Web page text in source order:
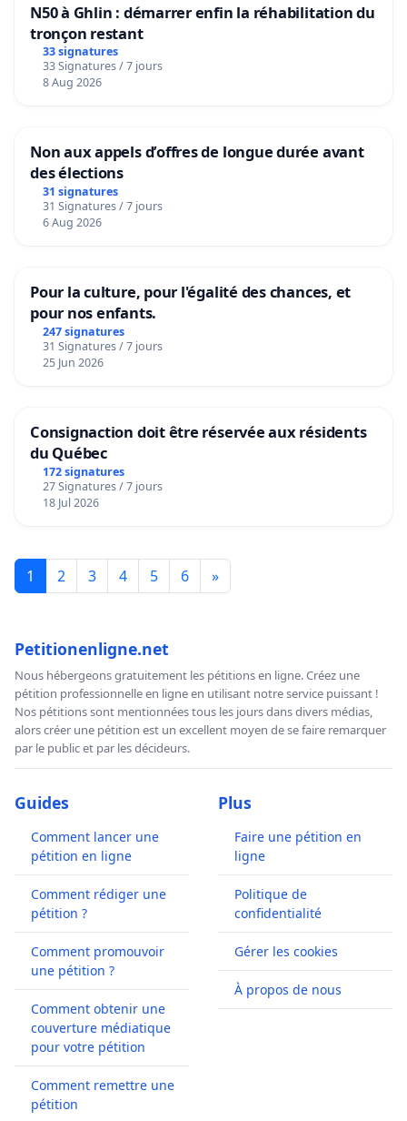
N50 à Ghlin : démarrer enfin la réhabilitation du
tronçon restant
33 signatures
33 Signatures / 7 jours
8 Aug 2026
Non aux appels d’offres de longue durée avant
des élections
31 signatures
31 Signatures / 7 jours
6 Aug 2026
Pour la culture, pour l'égalité des chances, et
pour nos enfants.
247 signatures
31 Signatures / 7 jours
25 Jun 2026
Consignaction doit être réservée aux résidents
du Québec
172 signatures
27 Signatures / 7 jours
18 Jul 2026
1 2 3 4 5 6 »
Petitionenligne.net
Nous hébergeons gratuitement les pétitions en ligne. Créez une
pétition professionnelle en ligne en utilisant notre service puissant !
Nos pétitions sont mentionnées tous les jours dans divers médias,
alors créer une pétition est un excellent moyen de se faire remarquer
par le public et par les décideurs.
Guides
Comment lancer une
pétition en ligne
Comment rédiger une
pétition ?
Comment promouvoir
une pétition ?
Comment obtenir une
couverture médiatique
pour votre pétition
Comment remettre une
pétition
Plus
Faire une pétition en
ligne
Politique de
confidentialité
Gérer les cookies
À propos de nous